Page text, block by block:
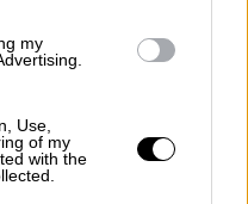
my
Use,
of my
with the
πραγματικό
χέρια, εδώ
μόνο πρόβλημα
στην Ελλάδα.
το μέλλον και όχι